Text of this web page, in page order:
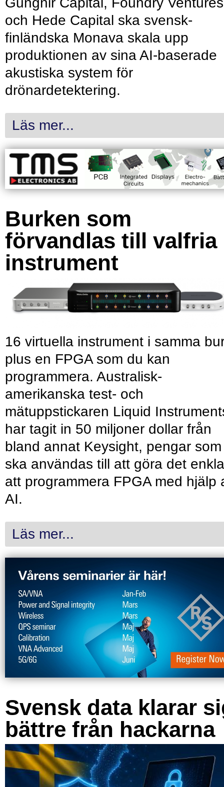
och Hede Capital ska svensk-
finländska Monava skala upp
produktionen av sina AI-baserade
akustiska system för
drönardetektering.
Läs mer...
Burken som
förvandlas till valfria
instrument
16 virtuella instrument i samma
plus en FPGA som du kan
programmera. Australisk-
amerikanska test- och
mätuppstickaren Liquid
har tagit in 50 miljoner dollar från
bland annat Keysight, pengar som
ska användas till att göra det
att programmera FPGA med hjälp
AI.
Läs mer...
Svensk data klarar
bättre från hackarna